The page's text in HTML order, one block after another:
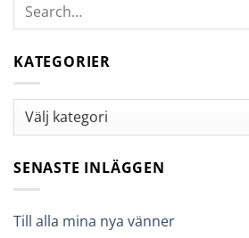
KATEGORIER
Kategorier
SENASTE INLÄGGEN
Till alla mina nya vänner